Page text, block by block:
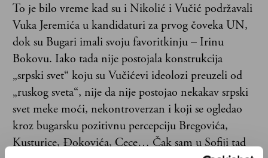
To je bilo vreme kad su i Nikolić i Vučić podržavali
Vuka Jeremića u kandidaturi za prvog čoveka UN,
dok su Bugari imali svoju favoritkinju – Irinu
Bokovu. Iako tada nije postojala konstrukcija
„srpski svet“ koju su Vučićevi ideolozi preuzeli od
„ruskog sveta“, nije da nije postojao nekakav srpski
svet meke moći, nekontroverzan i koji se ogledao
kroz bugarsku pozitivnu percepciju Bregovića,
Kusturice, Đokovića, Cece… Čak sam u Sofiji tad